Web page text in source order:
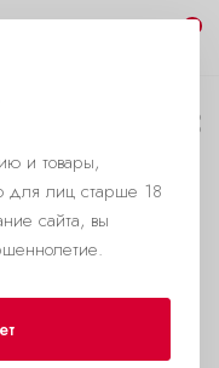
и товары,
для лиц старше 18
сайта, вы
ли попперс?
попперс
истерии. Как вы
то там
в